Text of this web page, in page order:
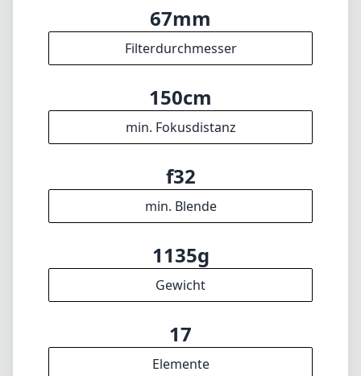
67mm
Filterdurchmesser
150cm
min. Fokusdistanz
f32
min. Blende
1135g
Gewicht
17
Elemente